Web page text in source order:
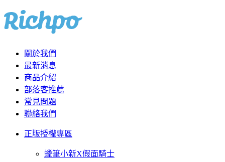
關於我們
最新消息
商品介紹
部落客推薦
常見問題
聯絡我們
正版授權專區
蠟筆小新X假面騎士